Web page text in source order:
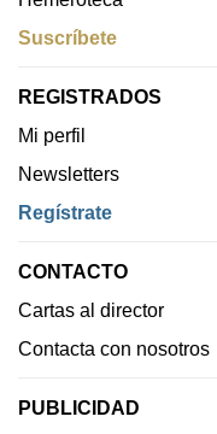
Suscríbete
REGISTRADOS
Mi perfil
Newsletters
Regístrate
CONTACTO
Cartas al director
Contacta con nosotros
PUBLICIDAD